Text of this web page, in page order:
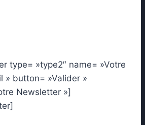
type= »type2″ name= »Votre
» button= »Valider »
Newsletter »]